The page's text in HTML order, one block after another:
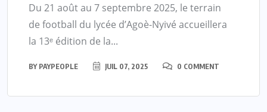
Du 21 août au 7 septembre 2025, le terrain
de football du lycée d’Agoè-Nyivé accueillera
la 13ᵉ édition de la...
BY PAYPEOPLE JUIL 07, 2025 0 COMMENT